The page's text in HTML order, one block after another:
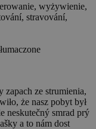
wyżywienie,
stravování,
zapach ze strumienia,
że nasz pobyt był
neskutečný smrad prý
a to nám dost